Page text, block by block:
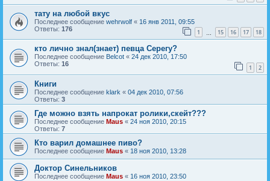
тату на любой вкус
Последнее сообщение wehrwolf « 16 янв 2011, 09:55
Ответы: 176 1 15 16 17 18
кто лично знал(знает) певца Серегу?
Последнее сообщение Belcot « 24 дек 2010, 17:50
Ответы: 16 1 2
Книги
Последнее сообщение klark « 04 дек 2010, 07:56
Ответы: 3
Где можно взять напрокат ролики,скейт???
Последнее сообщение Maus « 24 ноя 2010, 20:15
Ответы: 7
Кто варил домашнее пиво?
Последнее сообщение Maus « 18 ноя 2010, 13:28
Доктор Синельников
Последнее сообщение Maus « 16 ноя 2010, 23:50